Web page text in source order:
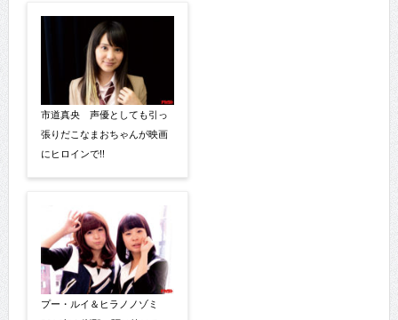
市道真央 声優としても引っ
張りだこなまおちゃんが映画
にヒロインで!!
プー・ルイ＆ヒラノノゾミ